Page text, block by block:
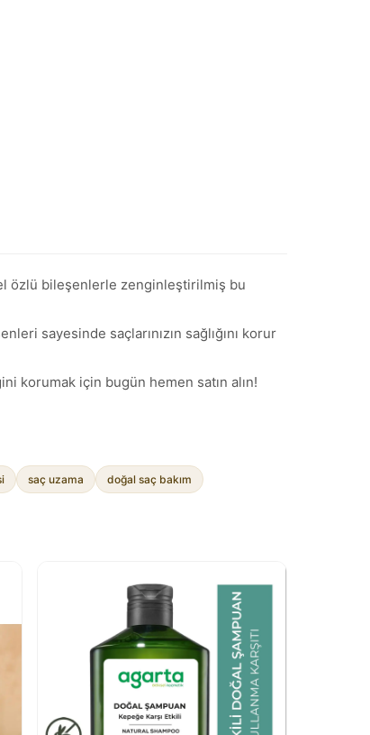
özlü bileşenlerle zenginleştirilmiş bu
sayesinde saçlarınızın sağlığını korur
korumak için bugün hemen satın alın!
saç uzama doğal saç bakım